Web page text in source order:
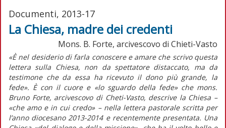
Documenti, 2013-17
La Chiesa, madre dei credenti
Mons. B. Forte, arcivescovo di Chieti-Vasto
«È nel desiderio di farla conoscere e amare che scrivo questa
lettera sulla Chiesa, non da spettatore distaccato, ma da
testimone che da essa ha ricevuto il dono più grande, la
fede». È con il cuore e «lo sguardo della fede» che mons.
Bruno Forte, arcivescovo di Cheti-Vasto, descrive la Chiesa –
«che amo e in cui credo» – nella lettera pastorale scritta per
l’anno diocesano 2013-2014 e recentemente presentata. Una